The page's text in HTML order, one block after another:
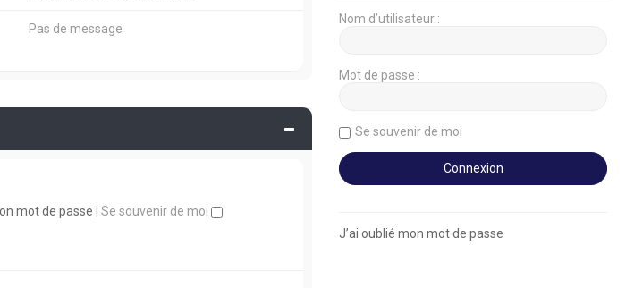
l
n
r
s
a
Pas de message
mot de passe Se souvenir de moi
Nom d’utilisateur :
Mot de passe :
Se souvenir de moi
J’ai oublié mon mot de passe